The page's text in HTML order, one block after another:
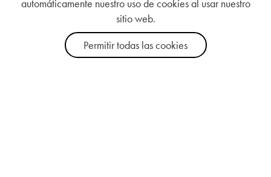
automáticamente nuestro uso de cookies al usar nuestro
sitio web.
Permitir todas las cookies